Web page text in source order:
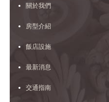
關於我們
房型介紹
飯店設施
最新消息
交通指南